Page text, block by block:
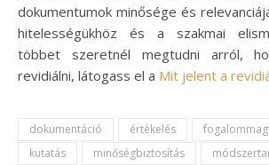
dokumentumok minősége és
hitelességükhöz és a szakmai
többet szeretnél megtudni arról,
revidiálni, látogass el a Mit jelent a
dokumentáció értékelés
kutatás
minőségbiztosítás